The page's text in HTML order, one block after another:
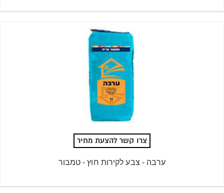
צרו קשר להצעת מחיר
ערבה - צבע לקירות חוץ - טמבור